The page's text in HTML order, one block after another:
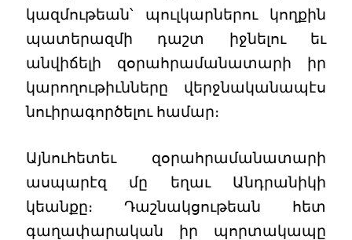
կազմութեան՝ պուլկարներու կողքին
պատերազմի դաշտ իջնելու եւ
անվիճելի զօրահրամանատարի իր
կարողութիւնները վերջնականապէս
նուիրագործելու համար։
Այնուհետեւ զօրահրամանատարի
ասպարէզ մը եղաւ Անդրանիկի
կեանքը։ Դաշնակցութեան հետ
գաղափարական իր պորտակապը